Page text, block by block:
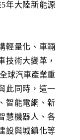
年大陸新能源
輕量化、車輛
技術大變革，
球汽車產業重
此同時，這一
智能電網、新
慧機器人、各
設與城鎮化等